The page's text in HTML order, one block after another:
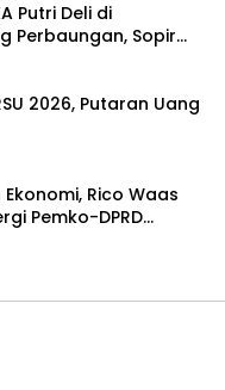
Putri Deli di
Perbaungan, Sopir
2026, Putaran Uang
Rico Waas
Pemko-DPRD